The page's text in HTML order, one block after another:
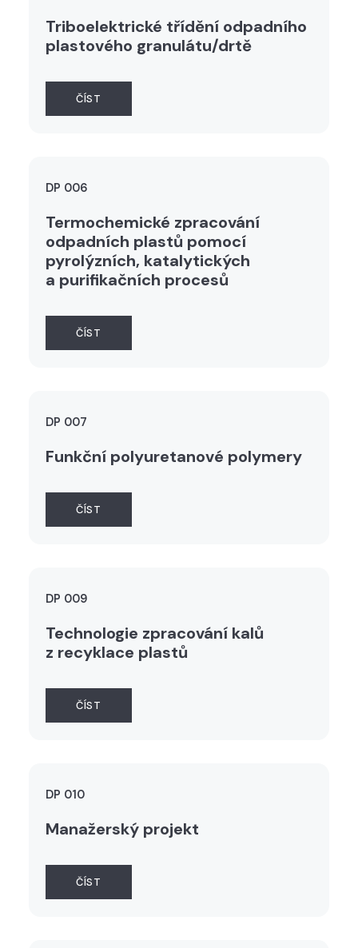
Triboelektrické třídění odpadního
plastového granulátu/drtě
ČÍST
DP 006
Termochemické zpracování
odpadních plastů pomocí
pyrolýzních, katalytických
a purifikačních procesů
ČÍST
DP 007
Funkční polyuretanové polymery
ČÍST
DP 009
Technologie zpracování kalů
z recyklace plastů
ČÍST
DP 010
Manažerský projekt
ČÍST